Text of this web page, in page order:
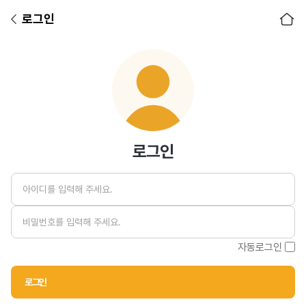
로그인
로그인
아이디
비밀번호
자동로그인